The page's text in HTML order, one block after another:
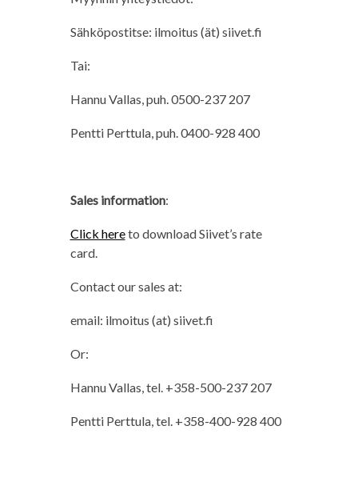
Sähköpostitse: ilmoitus (ät) siivet.fi
Tai:
Hannu Vallas, puh. 0500-237 207
Pentti Perttula, puh. 0400-928 400
Sales information:
Click hereto download Siivet’s rate
card.
Contact our sales at:
email: ilmoitus (at) siivet.fi
Or:
Hannu Vallas, tel. +358-500-237 207
Pentti Perttula, tel. +358-400-928 400